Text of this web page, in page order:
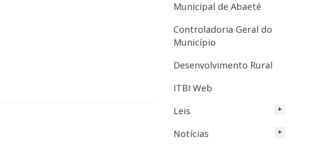
Municipal de Abaeté
Controladoria Geral do
Município
Desenvolvimento Rural
ITBI Web
Leis
Notícias